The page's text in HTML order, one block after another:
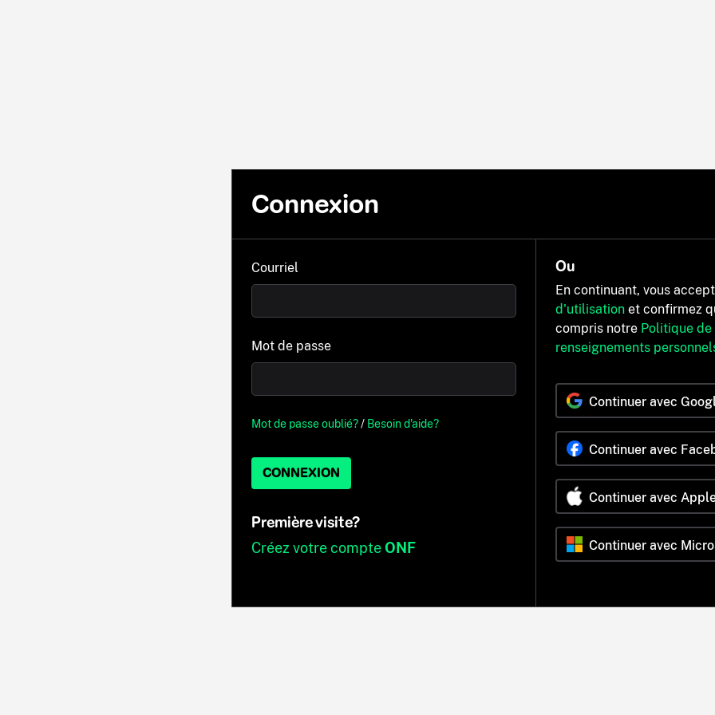
Connexion
Courriel
Mot de passe
Mot de passe oublié?/ Besoin d'aide?
CONNEXION
Première visite?
Créez votre compteONF
Ou
En continuant, vous
d'utilisation et confirmez
compris notre Politique
renseignements
Continuer avec
Continuer avec
Continuer avec
Continuer avec